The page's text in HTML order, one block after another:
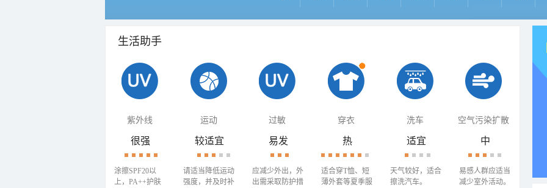
生活助手
紫外线 运动 过敏 穿衣 洗车 空气污染扩散
很强
涂擦SPF20以
上，PA++护肤
较适宜
请适当降低运动
强度，并及时补
易发
应减少外出，外
出需采取防护措
热
适合穿T恤、短
薄外套等夏季服
适宜
天气较好，适合
擦洗汽车。
中
易感人群应适当
减少室外活动。